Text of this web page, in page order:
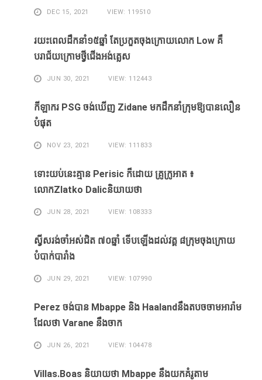
DEC 15, 2021 VIEW: 119510
រយះពេលដឹកនាំ១៥​ឆ្នាំ ​តែ​ប្រកួត​ចុង​ក្រោយ​លោក Low ​គឺ​
បរាជ័យ​ក្រោម​ថ្វី​ជើង​អង់គ្លេស​
JUN 30, 2021 VIEW: 112443
កីឡាករ PSG ​ចង់​ឃើញ​ Zidane ​មក​ដឹក​នាំ​ក្រុម​ឱ្យ​បាន​លឿន​
បំផុត​
NOV 23, 2021 VIEW: 111833
ទោះ​យប់​នេះ​គ្មាន Perisic ក៏​ដោយ​ គ្រូ​ក្រូអាត ៖​
លោកZlatko Dalicនិយាយថា
JUN 28, 2021 VIEW: 108333
ស្វីសរង់​ចាំ​អស់​ជិត ៧០ឆ្នាំ ទើប​ឡើង​ដល់​វគ្គ​ ៨ក្រុម​ចុង​ក្រោយ​
បំបាក់បារាំង
JUN 29, 2021 VIEW: 107990
Perez ចង់​បាន​ Mbappe និង​ Haaland​នឹង​​តបចចាមអារ៉ាម​
ដែល​ថា Varane នឹង​ចាក
JUN 26, 2021 VIEW: 104478
Villas.Boas និយាយ​ថា Mbappe ​នឹង​យក​គំរូ​តាម